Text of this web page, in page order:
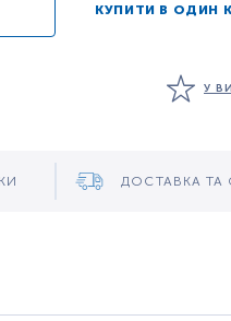
КУПИТИ В ОДИН
У
ДОСТАВКА ТА